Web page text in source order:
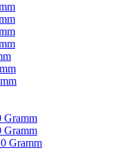
Gramm
Gramm
Gramm